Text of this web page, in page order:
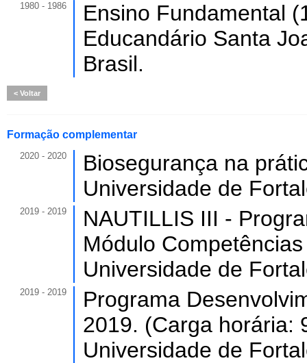
1980 - 1986
Ensino Fundamental
Educandário Santa
Brasil.
Voltar
Formação complementar
2020 - 2020
Biosegurança na
Universidade de
2019 - 2019
NAUTILLIS III -
Módulo
Universidade de
2019 - 2019
Programa
2019. (Carga horária:
Universidade de